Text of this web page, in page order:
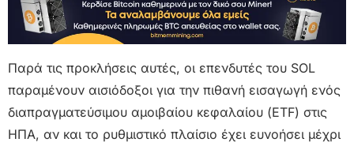
Παρά τις προκλήσεις αυτές, οι επενδυτές του SOL
παραμένουν αισιόδοξοι για την πιθανή εισαγωγή ενός
διαπραγματεύσιμου αμοιβαίου κεφαλαίου (ETF) στις
ΗΠΑ, αν και το ρυθμιστικό πλαίσιο έχει ευνοήσει μέχρι